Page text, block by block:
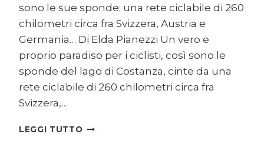
sono le sue sponde: una rete ciclabile di 260
chilometri circa fra Svizzera, Austria e
Germania… Di Elda Pianezzi Un vero e
proprio paradiso per i ciclisti, così sono le
sponde del lago di Costanza, cinte da una
rete ciclabile di 260 chilometri circa fra
Svizzera,…
LEGGI TUTTO SUL